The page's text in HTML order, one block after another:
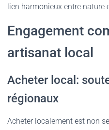
lien harmonieux entre nature
Engagement
artisanat local
Acheter local:
régionaux
Acheter localement est non